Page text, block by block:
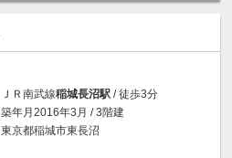
ＪＲ南武線稲城長沼駅 / 徒歩3分
築年月2016年3月 / 3階建
東京都稲城市東長沼